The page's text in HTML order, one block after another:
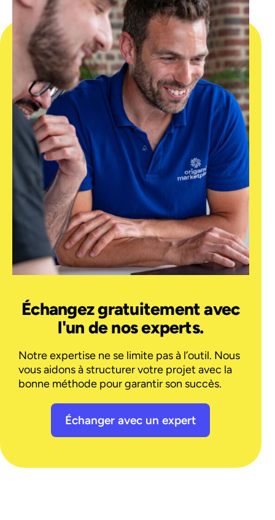
Échangez gratuitement avec
l'un de nos experts.
Notre expertise ne se limite pas à l’outil. Nous
vous aidons à structurer votre projet avec la
bonne méthode pour garantir son succès.
Échanger avec un expert